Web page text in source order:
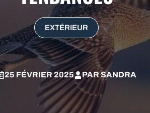
EXTÉRIEUR
25 FÉVRIER 2025 PARSANDRA